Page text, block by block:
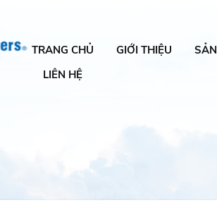
TRANG CHỦ GIỚI THIỆU
LIÊN HỆ